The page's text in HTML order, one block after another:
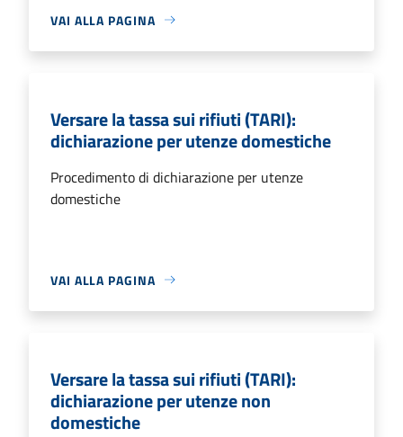
VAI ALLA PAGINA
Versare la tassa sui rifiuti (TARI):
dichiarazione per utenze domestiche
Procedimento di dichiarazione per utenze
domestiche
VAI ALLA PAGINA
Versare la tassa sui rifiuti (TARI):
dichiarazione per utenze non
domestiche